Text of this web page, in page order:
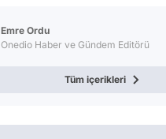
Emre Ordu
Onedio Haber ve Gündem Editörü
Tüm içerikleri